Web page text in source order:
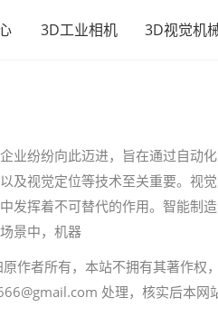
3D工业相机 3D视觉机
业纷纷向此迈进，旨在通过自动
及视觉定位等技术至关重要。视
发挥着不可替代的作用。智能制
景中，机器
作者所有，本站不拥有其著作权
处理，核实后本网